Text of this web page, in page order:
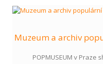
Muzeum a archiv
POPMUSEUM v Praze